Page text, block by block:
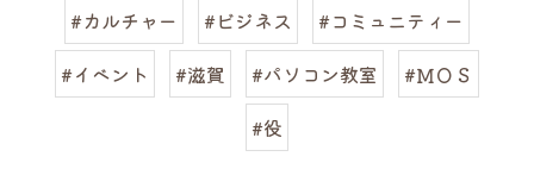
#カルチャー
#ビジネス
#コミュニティー
#イベント
#滋賀 #パソコン教室
#ＭＯＳ
#役